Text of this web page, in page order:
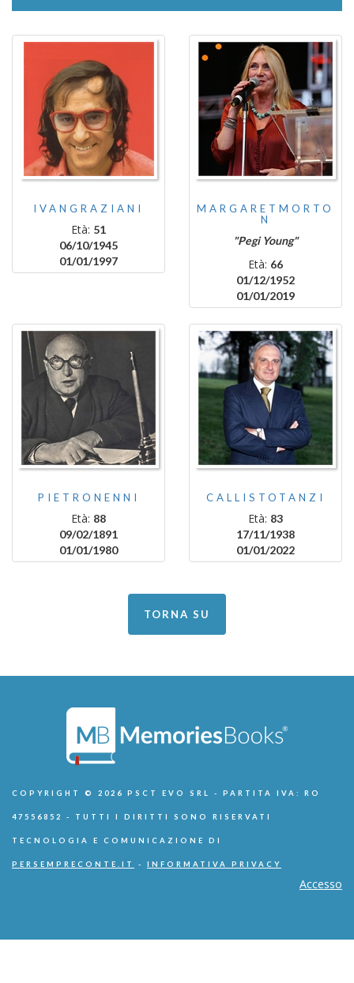
IVANGRAZIANI
Età: 51
06/10/1945
01/01/1997
MARGARETMORTO
N
"Pegi Young"
Età: 66
01/12/1952
01/01/2019
PIETRONENNI
Età: 88
09/02/1891
01/01/1980
CALLISTOTANZI
Età: 83
17/11/1938
01/01/2022
TORNA SU
COPYRIGHT © 2026 PSCT EVO SRL - PARTITA IVA: RO
47556852 - TUTTI I DIRITTI SONO RISERVATI
TECNOLOGIA E COMUNICAZIONE DI
PERSEMPRECONTE.IT - INFORMATIVA PRIVACY
Accesso